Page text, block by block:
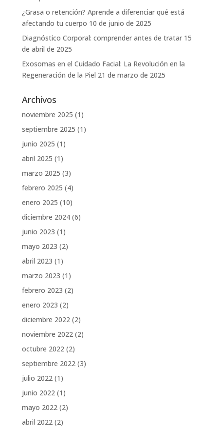
¿Grasa o retención? Aprende a diferenciar qué está
afectando tu cuerpo 10 de junio de 2025
Diagnóstico Corporal: comprender antes de tratar 15
de abril de 2025
Exosomas en el Cuidado Facial: La Revolución en la
Regeneración de la Piel 21 de marzo de 2025
Archivos
noviembre 2025 (1)
septiembre 2025 (1)
junio 2025 (1)
abril 2025 (1)
marzo 2025 (3)
febrero 2025 (4)
enero 2025 (10)
diciembre 2024(6)
junio 2023 (1)
mayo 2023 (2)
abril 2023 (1)
marzo 2023 (1)
febrero 2023 (2)
enero 2023 (2)
diciembre 2022(2)
noviembre 2022(2)
octubre 2022(2)
septiembre 2022(3)
julio 2022(1)
junio 2022(1)
mayo 2022(2)
abril 2022(2)